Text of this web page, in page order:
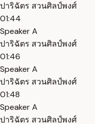
ปาริฉัตร สวนศิลป์พงศ์
01:44
Speaker A
ปาริฉัตร สวนศิลป์พงศ์
01:46
Speaker A
ปาริฉัตร สวนศิลป์พงศ์
01:48
Speaker A
ปาริฉัตร สวนศิลป์พงศ์